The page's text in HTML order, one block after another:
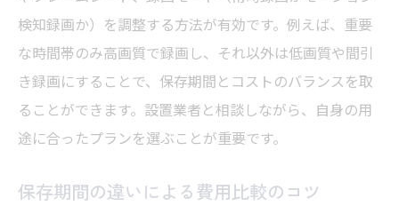
検知録画か）を調整する方法が有効です。例えば、重要
な時間帯のみ高画質で録画し、それ以外は低画質や間引
き録画にすることで、保存期間とコストのバランスを取
ることができます。設置業者と相談しながら、自身の用
途に合ったプランを選ぶことが重要です。
保存期間の違いによる費用比較のコツ